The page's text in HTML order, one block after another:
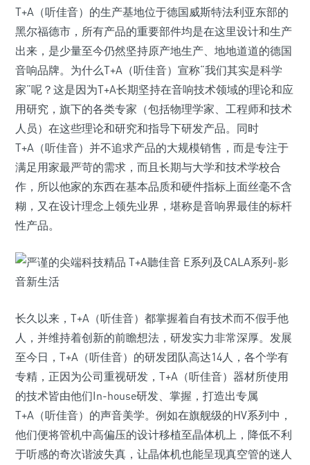
T+A（听佳音）的生产基地位于德国威斯特法利亚东部的
黑尔福德市，所有产品的重要部件均是在这里设计和生产
出来，是少量至今仍然坚持原产地生产、地地道道的德国
音响品牌。为什么T+A（听佳音）宣称“我们其实是科学
家”呢？这是因为T+A长期坚持在音响技术领域的理论和应
用研究，旗下的各类专家（包括物理学家、工程师和技术
人员）在这些理论和研究和指导下研发产品。同时
T+A（听佳音）并不追求产品的大规模销售，而是专注于
满足用家最严苛的需求，而且长期与大学和技术学校合
作，所以他家的东西在基本品质和硬件指标上面丝毫不含
糊，又在设计理念上领先业界，堪称是音响界最佳的标杆
性产品。
长久以来，T+A（听佳音）都掌握着自有技术而不假手他
人，并维持着创新的前瞻想法，研发实力非常深厚。发展
至今日，T+A（听佳音）的研发团队高达14人，各个学有
专精，正因为公司重视研发，T+A（听佳音）器材所使用
的技术皆由他们In-house研发、掌握，打造出专属
T+A（听佳音）的声音美学。例如在旗舰级的HV系列中，
他们便将管机中高偏压的设计移植至晶体机上，降低不利
于听感的奇次谐波失真，让晶体机也能呈现真空管的迷人